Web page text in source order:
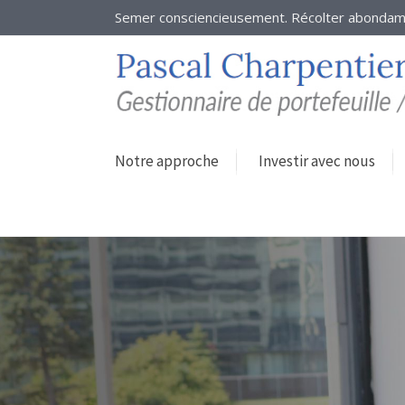
Semer consciencieusement. Récolter
Notre approche Investir avec nous
gestionnaire
de